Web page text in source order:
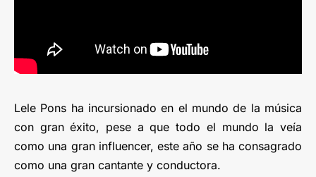
Lele Pons ha incursionado en el mundo de la música
con gran éxito, pese a que todo el mundo la veía
como una gran influencer, este año se ha consagrado
como una gran cantante y conductora.